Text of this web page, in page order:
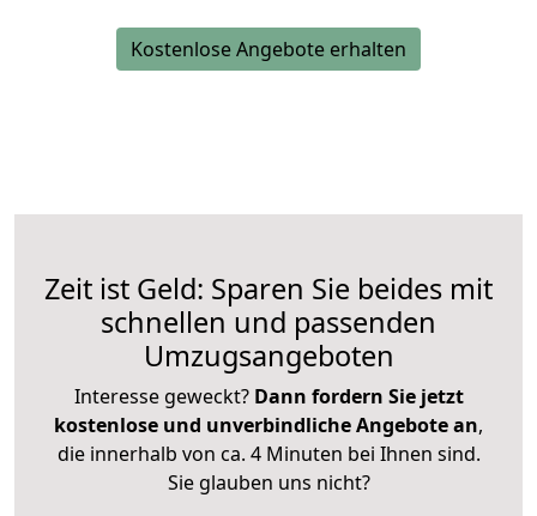
Kostenlose Angebote erhalten
Zeit ist Geld: Sparen Sie beides mit
schnellen und passenden
Umzugsangeboten
Interesse geweckt? Dann fordern Sie jetzt
kostenlose und unverbindliche Angebote an,
die innerhalb von ca. 4 Minuten bei Ihnen sind.
Sie glauben uns nicht?